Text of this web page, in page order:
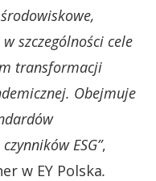
w szczególności cele
transformacji
Obejmuje
ESG”,
w EY Polska.